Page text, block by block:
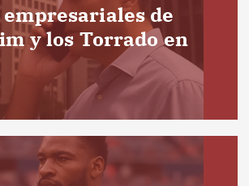
empresariales de
y los Torrado en